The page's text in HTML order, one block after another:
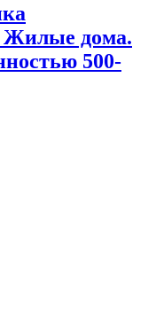
Жилые дома.
500-